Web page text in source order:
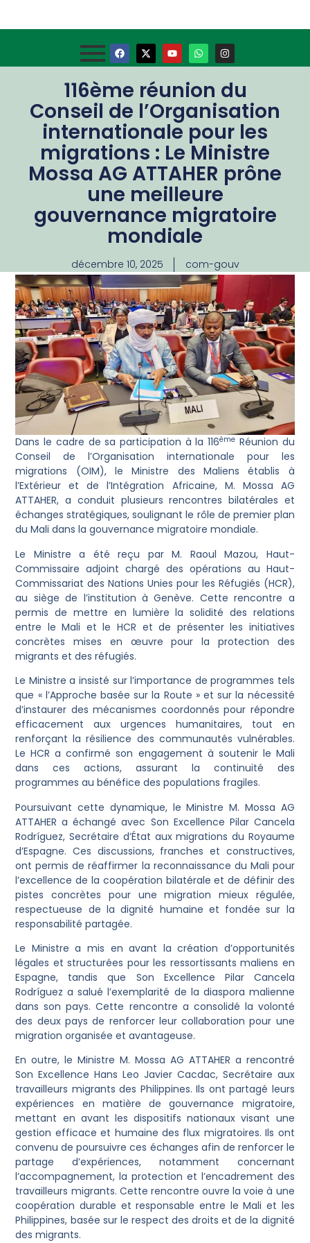
116ème réunion du
Conseil de l’Organisation
internationale pour les
migrations : Le Ministre
Mossa AG ATTAHER prône
une meilleure
gouvernance migratoire
mondiale
décembre 10, 2025 com-gouv
Dans le cadre de sa participation à la 116ème Réunion du
Conseil de l’Organisation internationale pour les
migrations (OIM), le Ministre des Maliens établis à
l’Extérieur et de l’Intégration Africaine, M. Mossa AG
ATTAHER, a conduit plusieurs rencontres bilatérales et
échanges stratégiques, soulignant le rôle de premier plan
du Mali dans la gouvernance migratoire mondiale.
Le Ministre a été reçu par M. Raoul Mazou, Haut-
Commissaire adjoint chargé des opérations au Haut-
Commissariat des Nations Unies pour les Réfugiés (HCR),
au siège de l’institution à Genève. Cette rencontre a
permis de mettre en lumière la solidité des relations
entre le Mali et le HCR et de présenter les initiatives
concrètes mises en œuvre pour la protection des
migrants et des réfugiés.
Le Ministre a insisté sur l’importance de programmes tels
que « l’Approche basée sur la Route » et sur la nécessité
d’instaurer des mécanismes coordonnés pour répondre
efficacement aux urgences humanitaires, tout en
renforçant la résilience des communautés vulnérables.
Le HCR a confirmé son engagement à soutenir le Mali
dans ces actions, assurant la continuité des
programmes au bénéfice des populations fragiles.
Poursuivant cette dynamique, le Ministre M. Mossa AG
ATTAHER a échangé avec Son Excellence Pilar Cancela
Rodríguez, Secrétaire d’État aux migrations du Royaume
d’Espagne. Ces discussions, franches et constructives,
ont permis de réaffirmer la reconnaissance du Mali pour
l’excellence de la coopération bilatérale et de définir des
pistes concrètes pour une migration mieux régulée,
respectueuse de la dignité humaine et fondée sur la
responsabilité partagée.
Le Ministre a mis en avant la création d’opportunités
légales et structurées pour les ressortissants maliens en
Espagne, tandis que Son Excellence Pilar Cancela
Rodríguez a salué l’exemplarité de la diaspora malienne
dans son pays. Cette rencontre a consolidé la volonté
des deux pays de renforcer leur collaboration pour une
migration organisée et avantageuse.
En outre, le Ministre M. Mossa AG ATTAHER a rencontré
Son Excellence Hans Leo Javier Cacdac, Secrétaire aux
travailleurs migrants des Philippines. Ils ont partagé leurs
expériences en matière de gouvernance migratoire,
mettant en avant les dispositifs nationaux visant une
gestion efficace et humaine des flux migratoires. Ils ont
convenu de poursuivre ces échanges afin de renforcer le
partage d’expériences, notamment concernant
l’accompagnement, la protection et l’encadrement des
travailleurs migrants. Cette rencontre ouvre la voie à une
coopération durable et responsable entre le Mali et les
Philippines, basée sur le respect des droits et de la dignité
des migrants.